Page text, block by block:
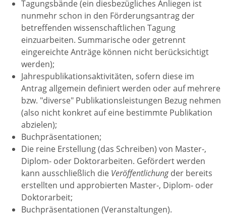
Tagungsbände (ein diesbezügliches Anliegen ist
nunmehr schon in den Förderungsantrag der
betreffenden wissenschaftlichen Tagung
einzuarbeiten. Summarische oder getrennt
eingereichte Anträge können nicht berücksichtigt
werden);
Jahrespublikationsaktivitäten, sofern diese im
Antrag allgemein definiert werden oder auf mehrere
bzw. "diverse" Publikationsleistungen Bezug nehmen
(also nicht konkret auf eine bestimmte Publikation
abzielen);
Buchpräsentationen;
Die reine Erstellung (das Schreiben) von Master-,
Diplom- oder Doktorarbeiten. Gefördert werden
kann ausschließlich die Veröffentlichungder bereits
erstellten und approbierten Master-, Diplom- oder
Doktorarbeit;
Buchpräsentationen (Veranstaltungen).